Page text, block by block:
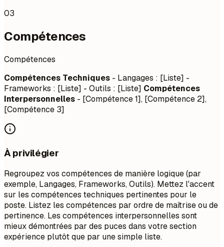
03
Compétences
Compétences
Compétences Techniques - Langages : [Liste] -
Frameworks : [Liste] - Outils : [Liste] Compétences
Interpersonnelles - [Compétence 1], [Compétence 2],
[Compétence 3]
À privilégier
Regroupez vos compétences de manière logique (par
exemple, Langages, Frameworks, Outils). Mettez l'accent
sur les compétences techniques pertinentes pour le
poste. Listez les compétences par ordre de maîtrise ou de
pertinence. Les compétences interpersonnelles sont
mieux démontrées par des puces dans votre section
expérience plutôt que par une simple liste.